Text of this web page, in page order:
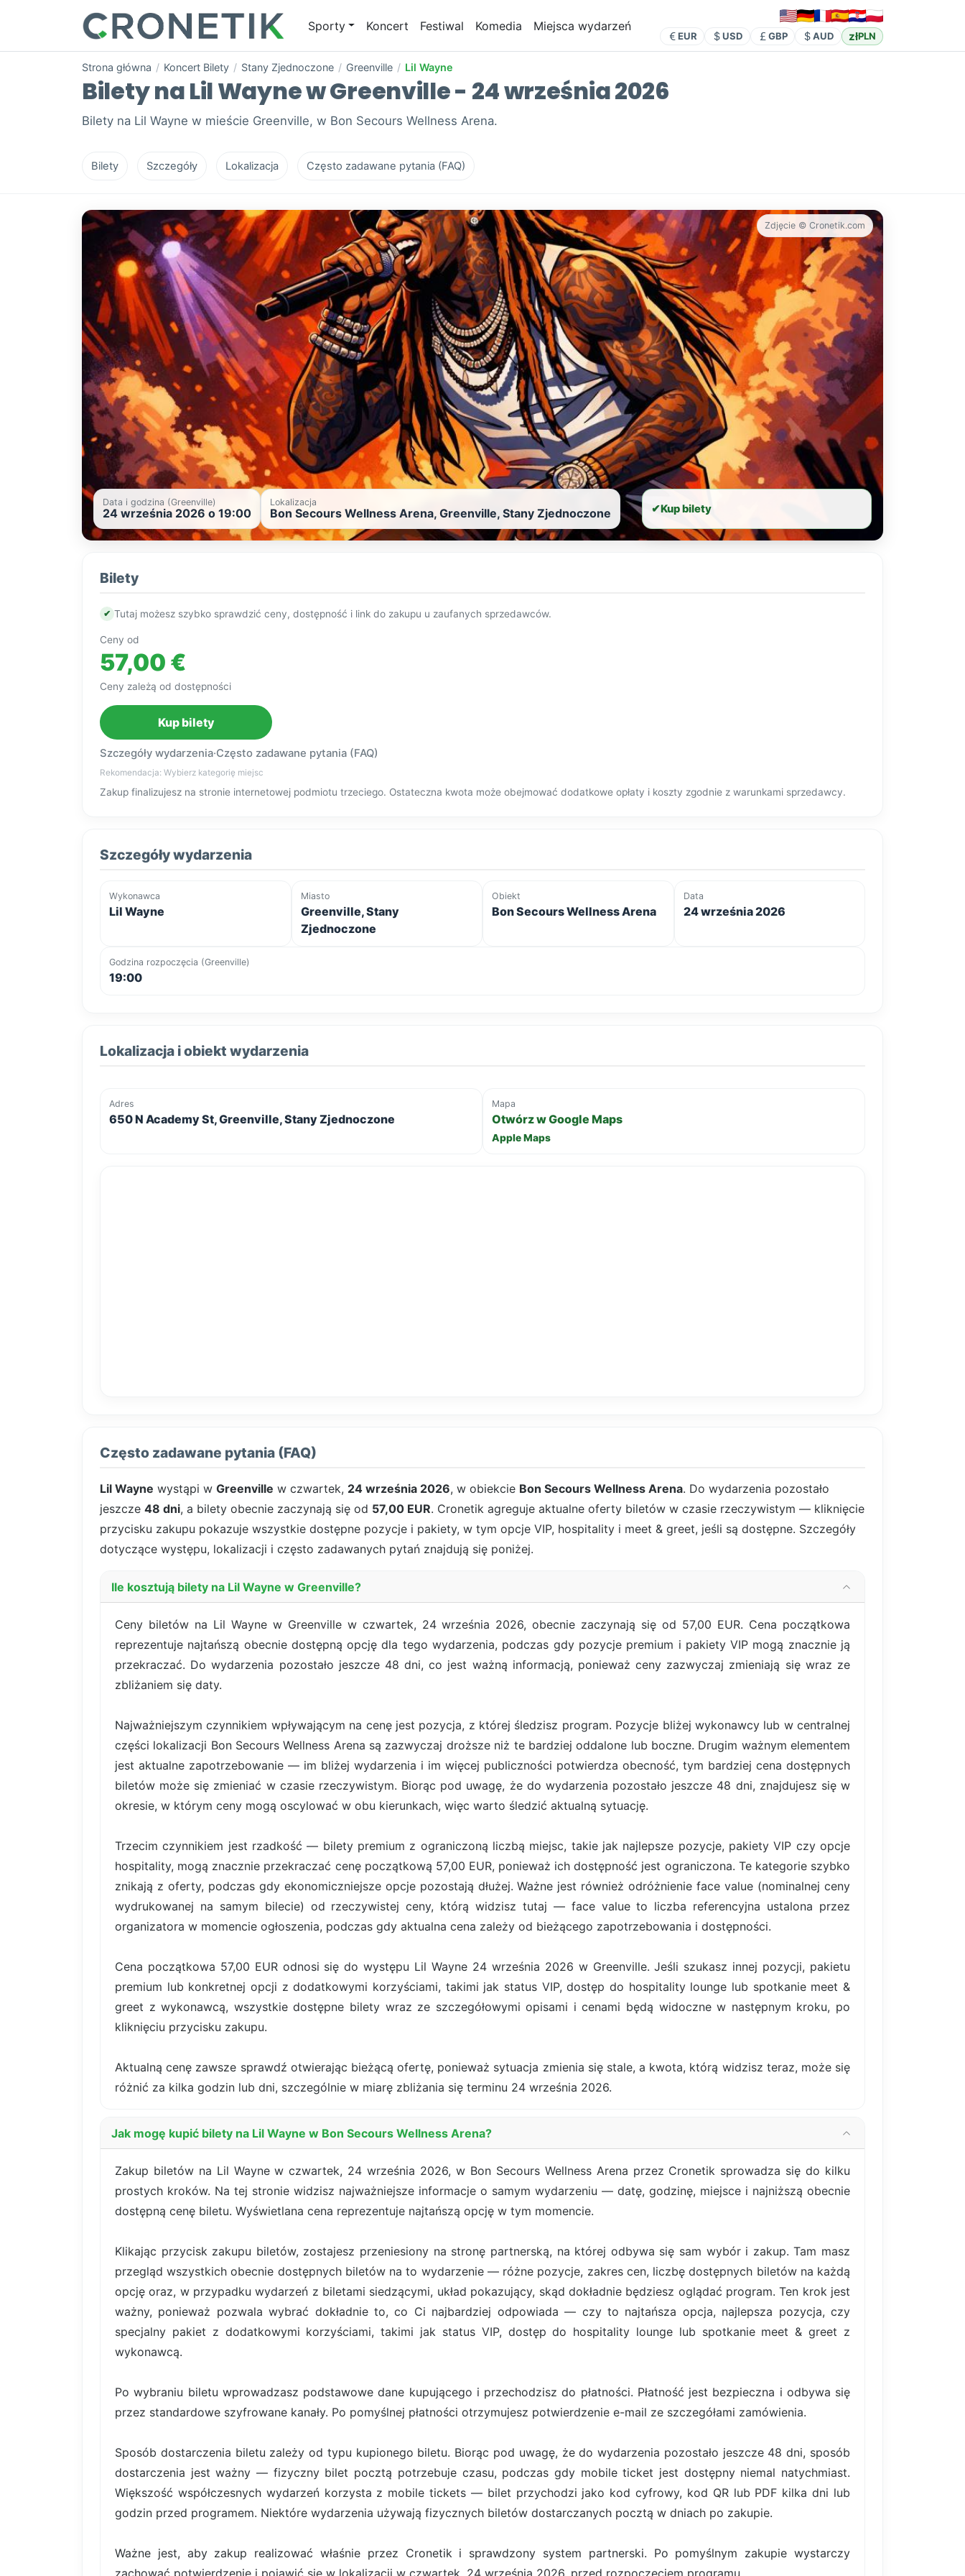
Sporty Koncert Festiwal Komedia Miejsca wydarzeń
EUR USD GBP AUD złPLN
Strona główna / Koncert Bilety / Stany Zjednoczone / Greenville / Lil Wayne
Bilety na Lil Wayne w Greenville - 24 września 2026
Bilety na Lil Wayne w mieście Greenville, w Bon Secours Wellness Arena.
Bilety Szczegóły Lokalizacja Często zadawane pytania (FAQ)
Zdjęcie © Cronetik.com
Data i godzina (Greenville)
24 września 2026 o 19:00
Lokalizacja
Bon Secours Wellness Arena, Greenville, Stany Zjednoczone ✔Kup bilety
Bilety
✔ Tutaj możesz szybko sprawdzić ceny, dostępność i link do zakupu u zaufanych sprzedawców.
Ceny od
57,00 €
Ceny zależą od dostępności
Kup bilety
Szczegóły wydarzenia·Często zadawane pytania (FAQ)
Rekomendacja: Wybierz kategorię miejsc
Zakup finalizujesz na stronie internetowej podmiotu trzeciego. Ostateczna kwota może obejmować dodatkowe opłaty i koszty zgodnie z warunkami sprzedawcy.
Szczegóły wydarzenia
Wykonawca
Lil Wayne
Miasto
Greenville, Stany
Zjednoczone
Obiekt
Bon Secours Wellness Arena
Data
24 września 2026
Godzina rozpoczęcia (Greenville)
19:00
Lokalizacja i obiekt wydarzenia
Adres
650 N Academy St, Greenville, Stany Zjednoczone
Mapa
Otwórz w Google Maps
Apple Maps
Często zadawane pytania (FAQ)
Lil Wayne wystąpi w Greenville w czwartek, 24 września 2026, w obiekcie Bon Secours Wellness Arena. Do wydarzenia pozostało
jeszcze 48 dni, a bilety obecnie zaczynają się od 57,00 EUR. Cronetik agreguje aktualne oferty biletów w czasie rzeczywistym — kliknięcie
przycisku zakupu pokazuje wszystkie dostępne pozycje i pakiety, w tym opcje VIP, hospitality i meet & greet, jeśli są dostępne. Szczegóły
dotyczące występu, lokalizacji i często zadawanych pytań znajdują się poniżej.
Ile kosztują bilety na Lil Wayne w Greenville?
Ceny biletów na Lil Wayne w Greenville w czwartek, 24 września 2026, obecnie zaczynają się od 57,00 EUR. Cena początkowa
reprezentuje najtańszą obecnie dostępną opcję dla tego wydarzenia, podczas gdy pozycje premium i pakiety VIP mogą znacznie ją
przekraczać. Do wydarzenia pozostało jeszcze 48 dni, co jest ważną informacją, ponieważ ceny zazwyczaj zmieniają się wraz ze
zbliżaniem się daty.
Najważniejszym czynnikiem wpływającym na cenę jest pozycja, z której śledzisz program. Pozycje bliżej wykonawcy lub w centralnej
części lokalizacji Bon Secours Wellness Arena są zazwyczaj droższe niż te bardziej oddalone lub boczne. Drugim ważnym elementem
jest aktualne zapotrzebowanie — im bliżej wydarzenia i im więcej publiczności potwierdza obecność, tym bardziej cena dostępnych
biletów może się zmieniać w czasie rzeczywistym. Biorąc pod uwagę, że do wydarzenia pozostało jeszcze 48 dni, znajdujesz się w
okresie, w którym ceny mogą oscylować w obu kierunkach, więc warto śledzić aktualną sytuację.
Trzecim czynnikiem jest rzadkość — bilety premium z ograniczoną liczbą miejsc, takie jak najlepsze pozycje, pakiety VIP czy opcje
hospitality, mogą znacznie przekraczać cenę początkową 57,00 EUR, ponieważ ich dostępność jest ograniczona. Te kategorie szybko
znikają z oferty, podczas gdy ekonomiczniejsze opcje pozostają dłużej. Ważne jest również odróżnienie face value (nominalnej ceny
wydrukowanej na samym bilecie) od rzeczywistej ceny, którą widzisz tutaj — face value to liczba referencyjna ustalona przez
organizatora w momencie ogłoszenia, podczas gdy aktualna cena zależy od bieżącego zapotrzebowania i dostępności.
Cena początkowa 57,00 EUR odnosi się do występu Lil Wayne 24 września 2026 w Greenville. Jeśli szukasz innej pozycji, pakietu
premium lub konkretnej opcji z dodatkowymi korzyściami, takimi jak status VIP, dostęp do hospitality lounge lub spotkanie meet &
greet z wykonawcą, wszystkie dostępne bilety wraz ze szczegółowymi opisami i cenami będą widoczne w następnym kroku, po
kliknięciu przycisku zakupu.
Aktualną cenę zawsze sprawdź otwierając bieżącą ofertę, ponieważ sytuacja zmienia się stale, a kwota, którą widzisz teraz, może się
różnić za kilka godzin lub dni, szczególnie w miarę zbliżania się terminu 24 września 2026.
Jak mogę kupić bilety na Lil Wayne w Bon Secours Wellness Arena?
Zakup biletów na Lil Wayne w czwartek, 24 września 2026, w Bon Secours Wellness Arena przez Cronetik sprowadza się do kilku
prostych kroków. Na tej stronie widzisz najważniejsze informacje o samym wydarzeniu — datę, godzinę, miejsce i najniższą obecnie
dostępną cenę biletu. Wyświetlana cena reprezentuje najtańszą opcję w tym momencie.
Klikając przycisk zakupu biletów, zostajesz przeniesiony na stronę partnerską, na której odbywa się sam wybór i zakup. Tam masz
przegląd wszystkich obecnie dostępnych biletów na to wydarzenie — różne pozycje, zakres cen, liczbę dostępnych biletów na każdą
opcję oraz, w przypadku wydarzeń z biletami siedzącymi, układ pokazujący, skąd dokładnie będziesz oglądać program. Ten krok jest
ważny, ponieważ pozwala wybrać dokładnie to, co Ci najbardziej odpowiada — czy to najtańsza opcja, najlepsza pozycja, czy
specjalny pakiet z dodatkowymi korzyściami, takimi jak status VIP, dostęp do hospitality lounge lub spotkanie meet & greet z
wykonawcą.
Po wybraniu biletu wprowadzasz podstawowe dane kupującego i przechodzisz do płatności. Płatność jest bezpieczna i odbywa się
przez standardowe szyfrowane kanały. Po pomyślnej płatności otrzymujesz potwierdzenie e-mail ze szczegółami zamówienia.
Sposób dostarczenia biletu zależy od typu kupionego biletu. Biorąc pod uwagę, że do wydarzenia pozostało jeszcze 48 dni, sposób
dostarczenia jest ważny — fizyczny bilet pocztą potrzebuje czasu, podczas gdy mobile ticket jest dostępny niemal natychmiast.
Większość współczesnych wydarzeń korzysta z mobile tickets — bilet przychodzi jako kod cyfrowy, kod QR lub PDF kilka dni lub
godzin przed programem. Niektóre wydarzenia używają fizycznych biletów dostarczanych pocztą w dniach po zakupie.
Ważne jest, aby zakup realizować właśnie przez Cronetik i sprawdzony system partnerski. Po pomyślnym zakupie wystarczy